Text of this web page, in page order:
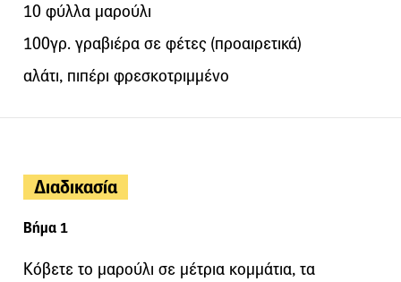
10 φύλλα μαρούλι
100γρ. γραβιέρα σε φέτες (προαιρετικά)
αλάτι, πιπέρι φρεσκοτριμμένο
Διαδικασία
Βήμα 1
Κόβετε το μαρούλι σε μέτρια κομμάτια, τα